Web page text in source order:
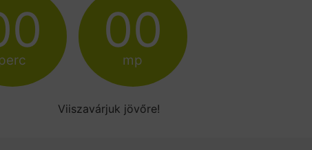
00
mp
Viiszavárjuk jövőre!